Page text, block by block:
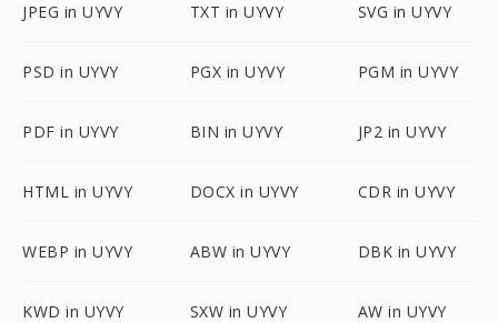
JPEG in UYVY TXT in UYVY SVG in UYVY
PSD in UYVY PGX in UYVY PGM in UYVY
PDF in UYVY BIN in UYVY JP2 in UYVY
HTML in UYVY DOCX in UYVY CDR in UYVY
WEBP in UYVY ABW in UYVY DBK in UYVY
KWD in UYVY SXW in UYVY AW in UYVY